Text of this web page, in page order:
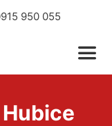
950 055